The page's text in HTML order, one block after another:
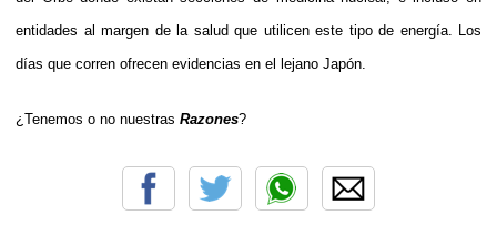
entidades al margen de la salud que utilicen este tipo de energía. Los
días que corren ofrecen evidencias en el lejano Japón.
¿Tenemos o no nuestras Razones?